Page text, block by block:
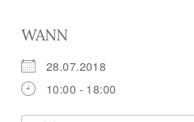
WANN
28.07.2018
10:00 - 18:00